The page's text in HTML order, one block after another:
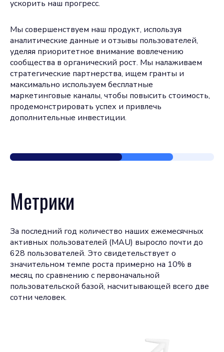
ускорить наш прогресс.
Мы совершенствуем наш продукт, используя
аналитические данные и отзывы пользователей,
уделяя приоритетное внимание вовлечению
сообщества в органический рост. Мы налаживаем
стратегические партнерства, ищем гранты и
максимально используем бесплатные
маркетинговые каналы, чтобы повысить стоимость,
продемонстрировать успех и привлечь
дополнительные инвестиции.
Метрики
За последний год количество наших ежемесячных
активных пользователей (MAU) выросло почти до
628 пользователей. Это свидетельствует о
значительном темпе роста примерно на 10% в
месяц по сравнению с первоначальной
пользовательской базой, насчитывающей всего две
сотни человек.